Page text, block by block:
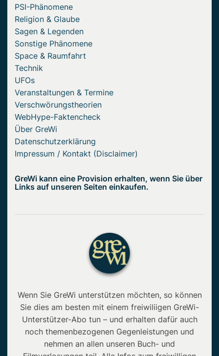
PSI-Phänomene
Religion & Glaube
Sagen & Legenden
Sonstige Phänomene
Space & Raumfahrt
Technik
UFOs
Veranstaltungen & Termine
Verschwörungstheorien
WebHype-Faktencheck
Über GreWi
Datenschutzerklärung
Impressum / Kontakt (Disclaimer)
GreWi kann eine Provision erhalten, wenn Sie über
Links auf unseren Seiten einkaufen.
Wenn Sie GreWi unterstützen möchten, so können
Sie dies am besten mit einem freiwiliigen GreWi-
Unterstützer-Abo tun – und erhalten dafür auch
noch themenbezogenen Gegenleistungen und
nehmen an allen unseren Buch- und